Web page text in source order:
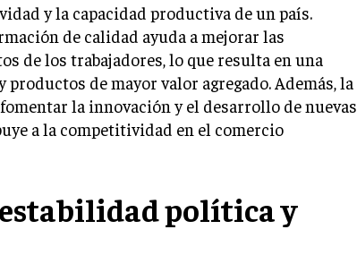
y la capacidad productiva de un país.
de calidad ayuda a mejorar las
de los trabajadores, lo que resulta en una
de mayor valor agregado. Además, la
la innovación y el desarrollo de nuevas
a la competitividad en el comercio
política y